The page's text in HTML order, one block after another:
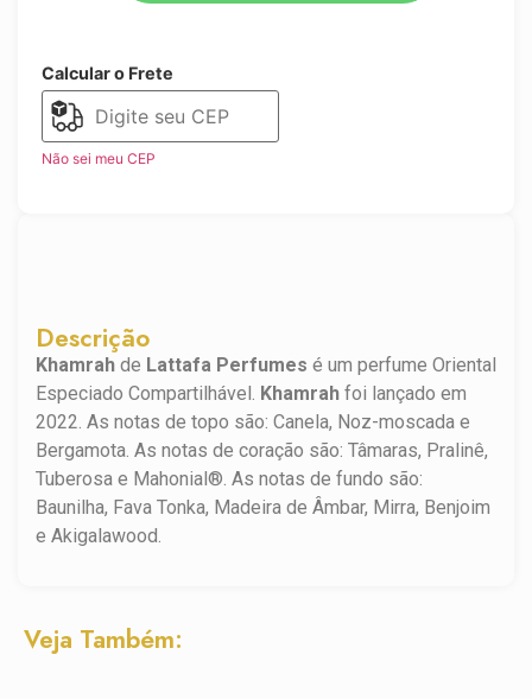
Descrição
Khamrah de Lattafa Perfumes é um perfume Oriental
Especiado Compartilhável. Khamrah foi lançado em
2022. As notas de topo são: Canela, Noz-moscada e
Bergamota. As notas de coração são: Tâmaras, Pralinê,
Tuberosa e Mahonial®. As notas de fundo são:
Baunilha, Fava Tonka, Madeira de Âmbar, Mirra, Benjoim
e Akigalawood.
Calcular o Frete
Não sei meu CEP
Veja Também: